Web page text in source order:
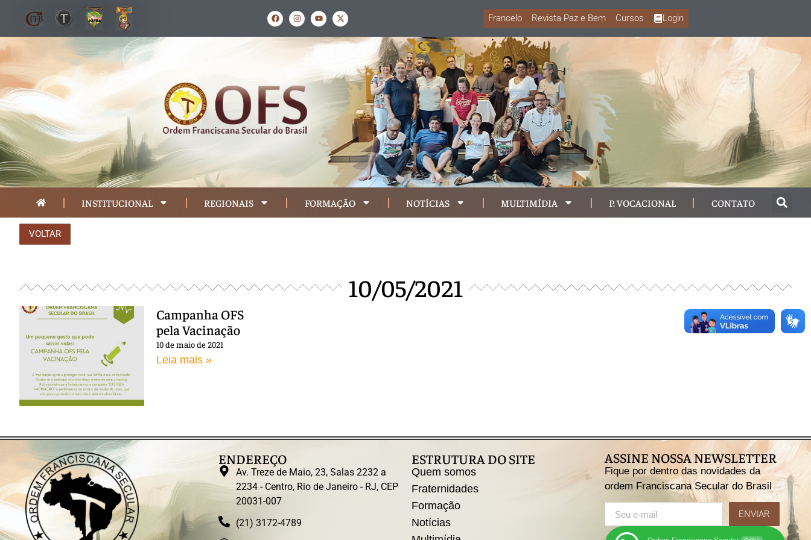
Francelo Revista Paz e Bem Cursos Login
INSTITUCIONAL REGIONAIS FORMAÇÃO NOTÍCIAS MULTIMÍDIA P. VOCACIONAL CONTATO
VOLTAR
10/05/2021
Campanha OFS
pela Vacinação
10 de maio de 2021
Leia mais »
ENDEREÇO
Av. Treze de Maio, 23, Salas 2232 a
2234 - Centro, Rio de Janeiro - RJ, CEP
20031-007
(21) 3172-4789
ESTRUTURA DO SITE
Quem somos
Fraternidades
Formação
Notícias
ASSINE NOSSA NEWSLETTER
Fique por dentro das novidades da
ordem Franciscana Secular do Brasil
ENVIAR